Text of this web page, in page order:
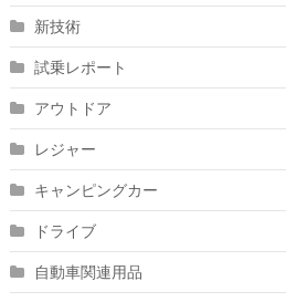
新技術
試乗レポート
アウトドア
レジャー
キャンピングカー
ドライブ
自動車関連用品